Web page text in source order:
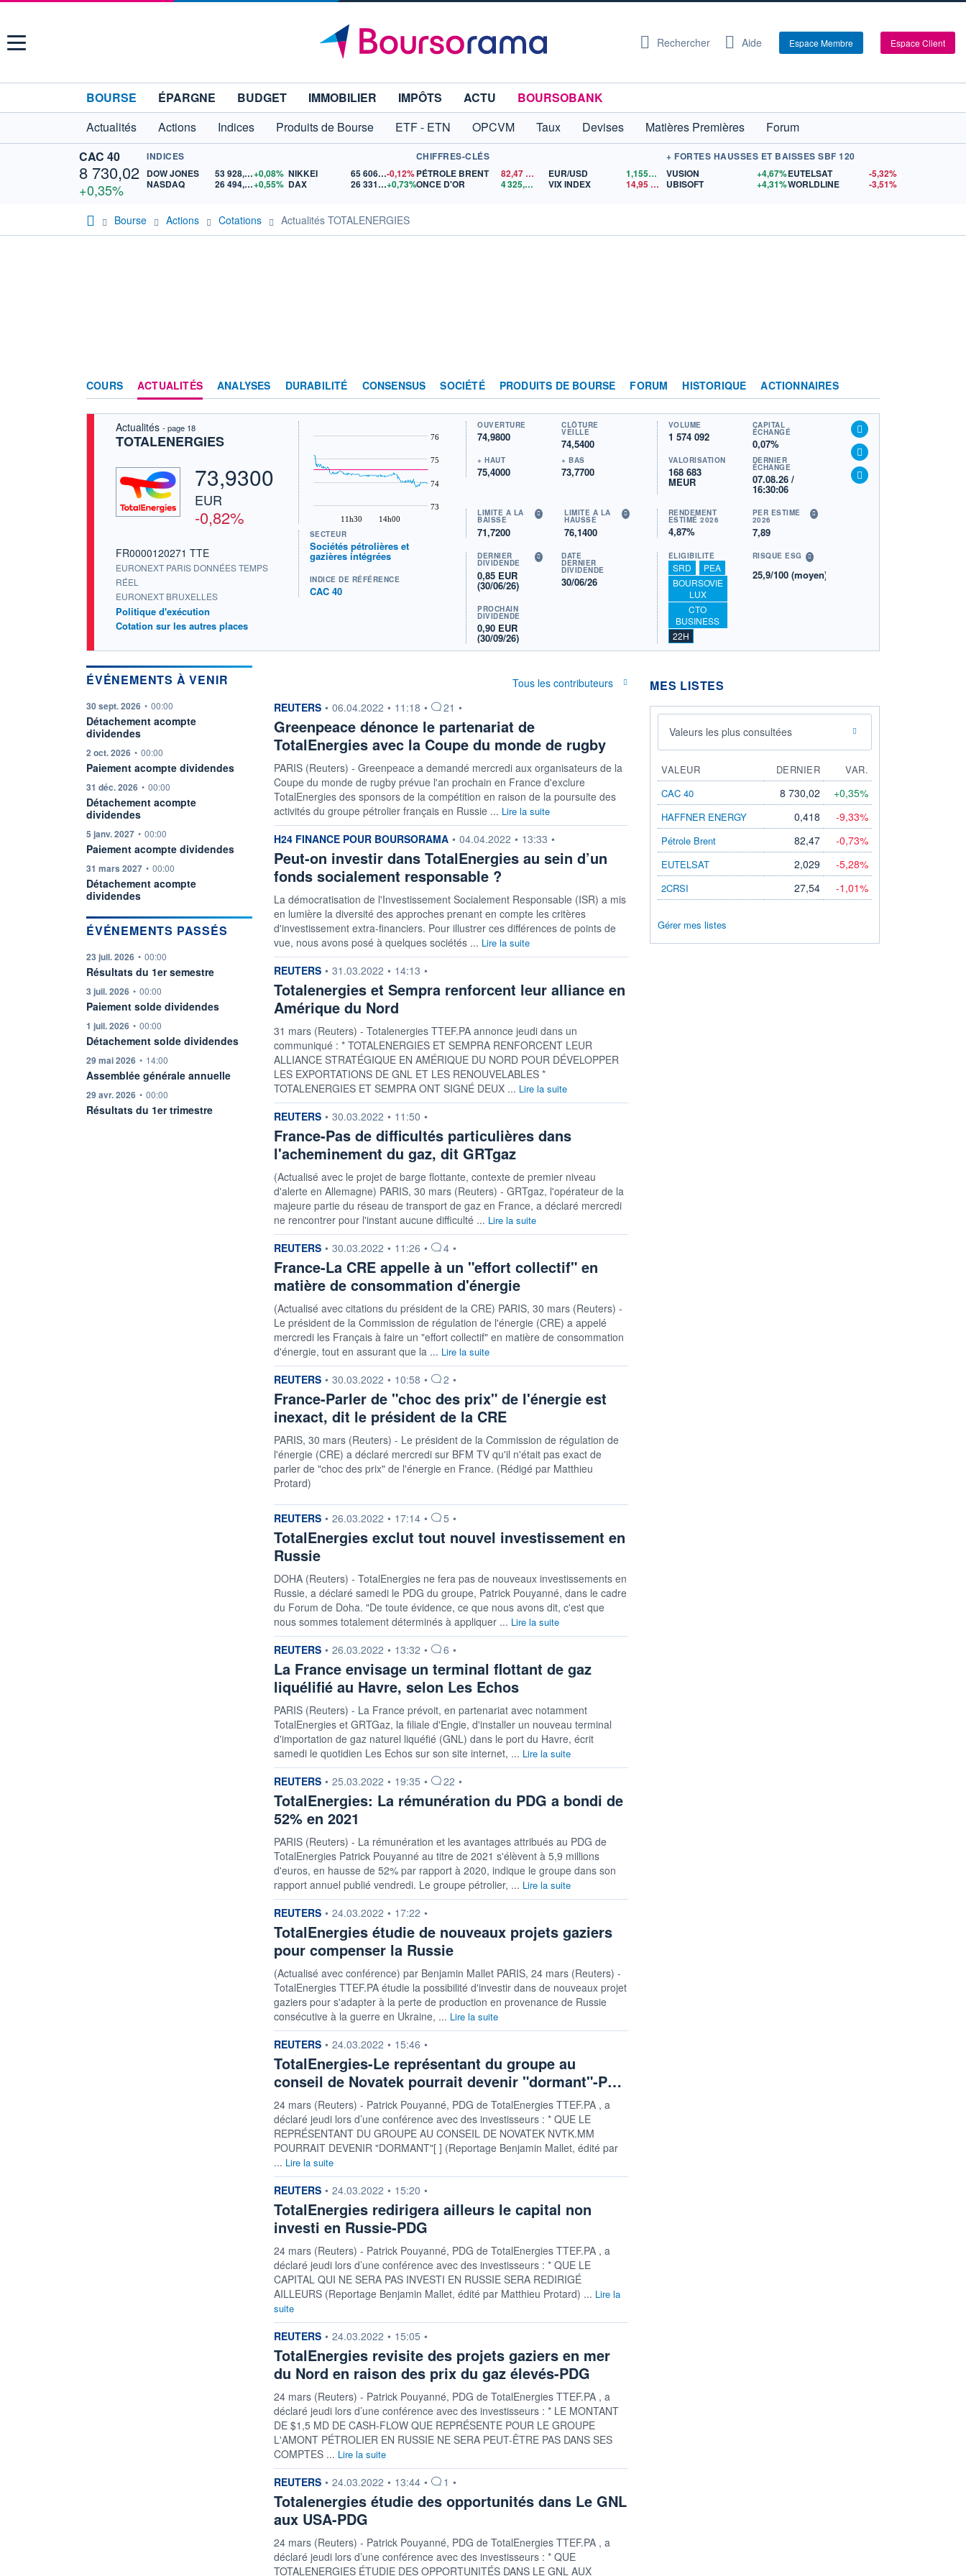
Menu Rechercher Aide Espace Membre Espace Client
BOURSE ÉPARGNE BUDGET IMMOBILIER IMPÔTS ACTU
BOURSOBANK
Actualités
Actions Indices Produits de Bourse ETF - ETN OPCVM Taux Devises Matières Premières
Forum
CAC 40
8 730,02
+0,35%
INDICES
DOW JONES
53 928,14+0,08%
NASDAQ
26 494,30+0,55%
NIKKEI 65 606,71-0,12%
DAX
26 331,07+0,73%
CHIFFRES-CLÉS
PÉTROLE BRENT
82,47$US
ONCE D'OR
4 325,02 $US
EUR/USD 1,1556$US
VIX INDEX
14,95$US
+ FORTES HAUSSES ET BAISSES SBF 120
VUSION
+4,67%
UBISOFT
+4,31%
EUTELSAT
-5,32%
WORLDLINE
-3,51%
Bourse Actions Cotations Actualités TOTALENERGIES
COURS ACTUALITÉS ANALYSES DURABILITÉ CONSENSUS SOCIÉTÉ PRODUITS DE BOURSE FORUM HISTORIQUE ACTIONNAIRES
Actualités - page 18
TOTALENERGIES
73,9300
EUR
-0,82%
FR0000120271 TTE
EURONEXT PARIS DONNÉES TEMPS
RÉEL
EURONEXT BRUXELLES
Politique d'exécution
Cotation sur les autres places
11h30 14h00
73
74
75
76
SECTEUR
Sociétés pétrolières et
gazières intégrées
INDICE DE RÉFÉRENCE
CAC 40
OUVERTURE
74,9800
CLÔTURE
VEILLE
74,5400
+ HAUT
75,4000
+ BAS
73,7700
VOLUME
1 574 092
CAPITAL
ÉCHANGÉ
0,07%
VALORISATION
168 683
MEUR
DERNIER
ÉCHANGE
07.08.26 /
16:30:06
LIMITE À LA
BAISSE
71,7200
LIMITE À LA
HAUSSE
76,1400
RENDEMENT
ESTIMÉ 2026
4,87%
PER ESTIMÉ
2026
7,89
DERNIER
DIVIDENDE
0,85 EUR
(30/06/26)
DATE
DERNIER
DIVIDENDE
30/06/26
PROCHAIN
DIVIDENDE
0,90 EUR
(30/09/26)
ÉLIGIBILITÉ
SRD
PEA
BOURSOVIE
LUX
CTO
BUSINESS
22H
RISQUE ESG
25,9/100 (moyen)
ÉVÉNEMENTS À VENIR
information fournie par
30 sept. 2026 • 00:00
Détachement acompte
dividendes
information fournie par
2 oct. 2026 • 00:00
Paiement acompte dividendes
information fournie par
31 déc. 2026 • 00:00
Détachement acompte
dividendes
information fournie par
5 janv. 2027 • 00:00
Paiement acompte dividendes
information fournie par
31 mars 2027 • 00:00
Détachement acompte
dividendes
ÉVÉNEMENTS PASSÉS
information fournie par
23 juil. 2026 • 00:00
Résultats du 1er semestre
information fournie par
3 juil. 2026 • 00:00
Paiement solde dividendes
information fournie par
1 juil. 2026 • 00:00
Détachement solde dividendes
information fournie par
29 mai 2026 • 14:00
Assemblée générale annuelle
information fournie par
29 avr. 2026 • 00:00
Résultats du 1er trimestre
Tous les contributeurs
information fournie par
REUTERS • 06.04.2022 • 11:18 • 21 •
Greenpeace dénonce le partenariat de
TotalEnergies avec la Coupe du monde de rugby
PARIS (Reuters) - Greenpeace a demandé mercredi aux organisateurs de la
Coupe du monde de rugby prévue l'an prochain en France d'exclure
TotalEnergies des sponsors de la compétition en raison de la poursuite des
activités du groupe pétrolier français en Russie ... Lire la suite
information fournie par
H24 FINANCE POUR BOURSORAMA • 04.04.2022 • 13:33 •
Peut-on investir dans TotalEnergies au sein d’un
fonds socialement responsable ?
La démocratisation de l'Investissement Socialement Responsable (ISR) a mis
en lumière la diversité des approches prenant en compte les critères
d'investissement extra-financiers. Pour illustrer ces différences de points de
vue, nous avons posé à quelques sociétés ... Lire la suite
information fournie par
REUTERS • 31.03.2022 • 14:13 •
Totalenergies et Sempra renforcent leur alliance en
Amérique du Nord
31 mars (Reuters) - Totalenergies TTEF.PA annonce jeudi dans un
communiqué : * TOTALENERGIES ET SEMPRA RENFORCENT LEUR
ALLIANCE STRATÉGIQUE EN AMÉRIQUE DU NORD POUR DÉVELOPPER
LES EXPORTATIONS DE GNL ET LES RENOUVELABLES *
TOTALENERGIES ET SEMPRA ONT SIGNÉ DEUX ... Lire la suite
information fournie par
REUTERS • 30.03.2022 • 11:50 •
France-Pas de difficultés particulières dans
l'acheminement du gaz, dit GRTgaz
(Actualisé avec le projet de barge flottante, contexte de premier niveau
d'alerte en Allemagne) PARIS, 30 mars (Reuters) - GRTgaz, l'opérateur de la
majeure partie du réseau de transport de gaz en France, a déclaré mercredi
ne rencontrer pour l'instant aucune difficulté ... Lire la suite
information fournie par
REUTERS • 30.03.2022 • 11:26 • 4 •
France-La CRE appelle à un "effort collectif" en
matière de consommation d'énergie
(Actualisé avec citations du président de la CRE) PARIS, 30 mars (Reuters) -
Le président de la Commission de régulation de l'énergie (CRE) a appelé
mercredi les Français à faire un "effort collectif" en matière de consommation
d'énergie, tout en assurant que la ... Lire la suite
information fournie par
REUTERS • 30.03.2022 • 10:58 • 2 •
France-Parler de "choc des prix" de l'énergie est
inexact, dit le président de la CRE
PARIS, 30 mars (Reuters) - Le président de la Commission de régulation de
l'énergie (CRE) a déclaré mercredi sur BFM TV qu'il n'était pas exact de
parler de "choc des prix" de l'énergie en France. (Rédigé par Matthieu
Protard)
information fournie par
REUTERS • 26.03.2022 • 17:14 • 5 •
TotalEnergies exclut tout nouvel investissement en
Russie
DOHA (Reuters) - TotalEnergies ne fera pas de nouveaux investissements en
Russie, a déclaré samedi le PDG du groupe, Patrick Pouyanné, dans le cadre
du Forum de Doha. "De toute évidence, ce que nous avons dit, c'est que
nous sommes totalement déterminés à appliquer ... Lire la suite
information fournie par
REUTERS • 26.03.2022 • 13:32 • 6 •
La France envisage un terminal flottant de gaz
liquélifié au Havre, selon Les Echos
PARIS (Reuters) - La France prévoit, en partenariat avec notamment
TotalEnergies et GRTGaz, la filiale d'Engie, d'installer un nouveau terminal
d'importation de gaz naturel liquéfié (GNL) dans le port du Havre, écrit
samedi le quotidien Les Echos sur son site internet, ... Lire la suite
information fournie par
REUTERS • 25.03.2022 • 19:35 • 22 •
TotalEnergies: La rémunération du PDG a bondi de
52% en 2021
PARIS (Reuters) - La rémunération et les avantages attribués au PDG de
TotalEnergies Patrick Pouyanné au titre de 2021 s'élèvent à 5,9 millions
d'euros, en hausse de 52% par rapport à 2020, indique le groupe dans son
rapport annuel publié vendredi. Le groupe pétrolier, ... Lire la suite
information fournie par
REUTERS • 24.03.2022 • 17:22 •
TotalEnergies étudie de nouveaux projets gaziers
pour compenser la Russie
(Actualisé avec conférence) par Benjamin Mallet PARIS, 24 mars (Reuters) -
TotalEnergies TTEF.PA étudie la possibilité d'investir dans de nouveaux projet
gaziers pour s'adapter à la perte de production en provenance de Russie
consécutive à la guerre en Ukraine, ... Lire la suite
information fournie par
REUTERS • 24.03.2022 • 15:46 •
TotalEnergies-Le représentant du groupe au
conseil de Novatek pourrait devenir "dormant"-P…
24 mars (Reuters) - Patrick Pouyanné, PDG de TotalEnergies TTEF.PA , a
déclaré jeudi lors d’une conférence avec des investisseurs : * QUE LE
REPRÉSENTANT DU GROUPE AU CONSEIL DE NOVATEK NVTK.MM
POURRAIT DEVENIR "DORMANT"[ ] (Reportage Benjamin Mallet, édité par
... Lire la suite
information fournie par
REUTERS • 24.03.2022 • 15:20 •
TotalEnergies redirigera ailleurs le capital non
investi en Russie-PDG
24 mars (Reuters) - Patrick Pouyanné, PDG de TotalEnergies TTEF.PA , a
déclaré jeudi lors d’une conférence avec des investisseurs : * QUE LE
CAPITAL QUI NE SERA PAS INVESTI EN RUSSIE SERA REDIRIGÉ
AILLEURS (Reportage Benjamin Mallet, édité par Matthieu Protard) ... Lire la
suite
information fournie par
REUTERS • 24.03.2022 • 15:05 •
TotalEnergies revisite des projets gaziers en mer
du Nord en raison des prix du gaz élevés-PDG
24 mars (Reuters) - Patrick Pouyanné, PDG de TotalEnergies TTEF.PA , a
déclaré jeudi lors d’une conférence avec des investisseurs : * LE MONTANT
DE $1,5 MD DE CASH-FLOW QUE REPRÉSENTE POUR LE GROUPE
L'AMONT PÉTROLIER EN RUSSIE NE SERA PEUT-ÊTRE PAS DANS SES
COMPTES ... Lire la suite
information fournie par
REUTERS • 24.03.2022 • 13:44 • 1 •
Totalenergies étudie des opportunités dans Le GNL
aux USA-PDG
24 mars (Reuters) - Patrick Pouyanné, PDG de TotalEnergies TTEF.PA , a
déclaré jeudi lors d’une conférence avec des investisseurs : * QUE
TOTALENERGIES ÉTUDIE DES OPPORTUNITÉS DANS LE GNL AUX
MES LISTES
Valeurs les plus consultées
VALEUR DERNIER
VAR.
CAC 40
8 730,02 +0,35%
HAFFNER ENERGY 0,418 -9,33%
Pétrole Brent 82,47 -0,73%
EUTELSAT 2,029 -5,28%
2CRSI 27,54 -1,01%
Gérer mes listes